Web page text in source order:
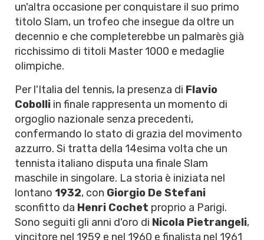
un'altra occasione per conquistare il suo primo
titolo Slam, un trofeo che insegue da oltre un
decennio e che completerebbe un palmarès già
ricchissimo di titoli Master 1000 e medaglie
olimpiche.
Per l'Italia del tennis, la presenza di Flavio
Cobolli in finale rappresenta un momento di
orgoglio nazionale senza precedenti,
confermando lo stato di grazia del movimento
azzurro. Si tratta della 14esima volta che un
tennista italiano disputa una finale Slam
maschile in singolare. La storia è iniziata nel
lontano 1932, con Giorgio De Stefani
sconfitto da Henri Cochet proprio a Parigi.
Sono seguiti gli anni d'oro di Nicola Pietrangeli,
vincitore nel 1959 e nel 1960 e finalista nel 1961